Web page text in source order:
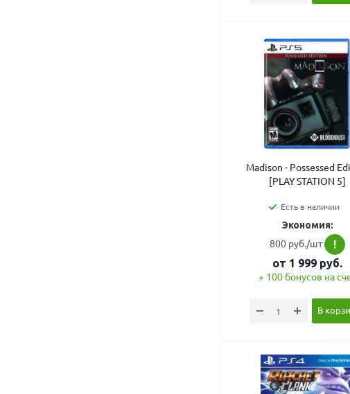
Madison - Possessed
[PLAY STATION 5]
Есть в наличии
Экономия:
800 руб./шт
!
от 1 999 руб.
+ 100 бонусов на
В